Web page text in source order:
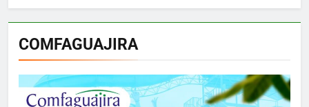
COMFAGUAJIRA